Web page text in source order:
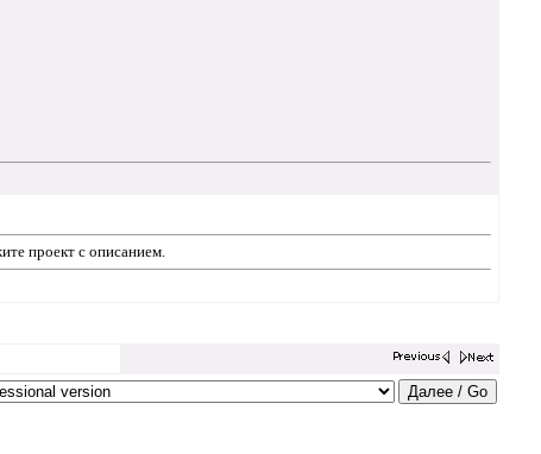
проект с описанием.